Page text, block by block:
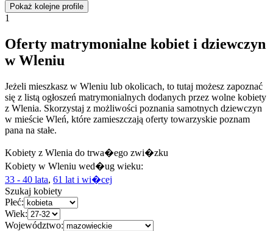
Pokaż kolejne profile
1
Oferty matrymonialne kobiet i dziewczyn
w Wleniu
Jeżeli mieszkasz w Wleniu lub okolicach, to tutaj możesz zapoznać
się z listą ogłoszeń matrymonialnych dodanych przez wolne kobiety
z Wlenia. Skorzystaj z możliwości poznania samotnych dziewczyn
w mieście Wleń, które zamieszczają oferty towarzyskie poznam
pana na stałe.
Kobiety z Wlenia do trwa�ego zwi�zku
Kobiety w Wleniu wed�ug wieku:
33 - 40 lata, 61 lat i wi�cej
Szukaj kobiety
Płeć:
Wiek:
Województwo: